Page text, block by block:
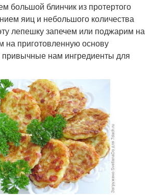
большой блинчик из протертого
яиц и небольшого количества
лепешку запечем или поджарим на
на приготовленную основу
нам ингредиенты для